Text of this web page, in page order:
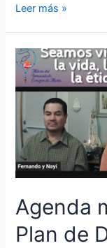
Leer más »
Agenda
Plan de